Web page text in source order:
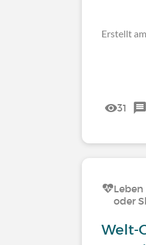
Erstellt
31
oder
Welt-